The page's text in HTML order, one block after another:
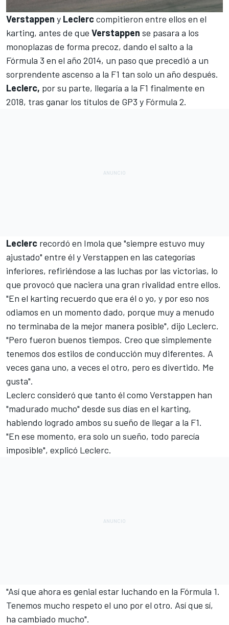
Verstappen y Leclerccompitieron entre ellos en el
karting, antes de que Verstappen se pasara a los
monoplazas de forma precoz, dando el salto a la
Fórmula 3 en el año 2014, un paso que precedió a un
sorprendente ascenso a la F1 tan solo un año después.
Leclerc, por su parte, llegaría a la F1 finalmente en
2018, tras ganar los títulos de GP3 y Fórmula 2.
Leclerc recordó en Imola que "siempre estuvo muy
ajustado" entre él y Verstappen en las categorías
inferiores, refiriéndose a las luchas por las victorias, lo
que provocó que naciera una gran rivalidad entre ellos.
"En el karting recuerdo que era él o yo, y por eso nos
odiamos en un momento dado, porque muy a menudo
no terminaba de la mejor manera posible", dijo Leclerc.
"Pero fueron buenos tiempos. Creo que simplemente
tenemos dos estilos de conducción muy diferentes. A
veces gana uno, a veces el otro, pero es divertido. Me
gusta".
Leclerc consideró que tanto él como Verstappen han
"madurado mucho" desde sus días en el karting,
habiendo logrado ambos su sueño de llegar a la F1.
"En ese momento, era solo un sueño, todo parecía
imposible", explicó Leclerc.
"Así que ahora es genial estar luchando en la Fórmula 1.
Tenemos mucho respeto el uno por el otro. Así que sí,
ha cambiado mucho".